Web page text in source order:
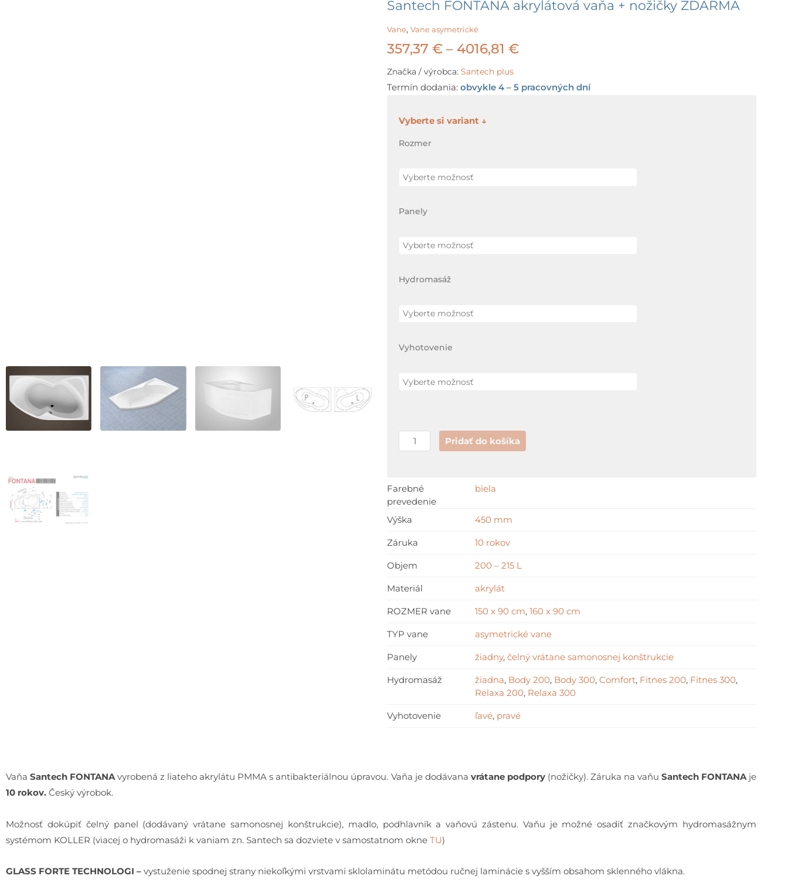
Santech FONTANA akrylátová vaňa + nožičky ZDARMA
Vane, Vane asymetrické
357,37 € – 4016,81 €Price
357,37 €
Značka / výrobca: Santech plus
Termín dodania: obvykle 4 – 5 pracovných dní
Rozmer
Panely
Hydromasáž
Vyhotovenie
množstvo
vaňa
nožičky
Pridať do košíka
Farebné
prevedenie
biela
Výška 450 mm
Záruka 10 rokov
Objem 200 – 215 L
Materiál akrylát
ROZMER vane 150 x 90 cm, 160 x 90 cm
TYP vane asymetrické vane
Panely žiadny, čelný vrátane samonosnej konštrukcie
Hydromasáž žiadna, Body 200, Body 300, Comfort, Fitnes 200, Fitnes 300,
Relaxa 200, Relaxa 300
Vyhotovenie ľavé, pravé
VaňaSantech FONTANAvyrobená z liateho akrylátu PMMA s antibakteriálnou úpravou. Vaňa je dodávana vrátane podpory(nožičky). Záruka na vaňu Santech FONTANA je
10 rokov. Český výrobok.
Možnosť dokúpiť čelný panel (dodávaný vrátane samonosnej konštrukcie), madlo, podhlavník a vaňovú zástenu. Vaňu je možné osadiť značkovým hydromasážnym
systémom KOLLER (viacej o hydromasáži k vaniam zn. Santech sa dozviete v samostatnom okne TU)
GLASS FORTE TECHNOLOGI – vystuženie spodnej strany niekoľkými vrstvami sklolaminátu metódou ručnej laminácie s vyšším obsahom sklenného vlákna.